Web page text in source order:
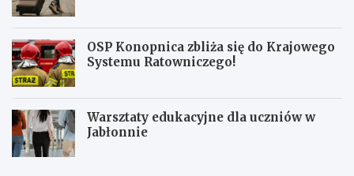
OSP Konopnica zbliża się do Krajowego
Systemu Ratowniczego!
Warsztaty edukacyjne dla uczniów w
Jabłonnie
L
L